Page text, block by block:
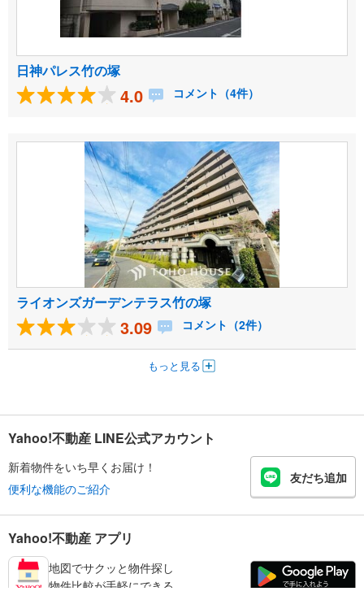
日神パレス竹の塚
4.0 コメント（4件）
ライオンズガーデンテラス竹の塚
3.09 コメント（2件）
もっと見る
Yahoo!不動産 LINE公式アカウント
新着物件をいち早くお届け！
便利な機能のご紹介
友だち追加
Yahoo!不動産 アプリ
地図でサクッと物件探し
物件比較が手軽にできる